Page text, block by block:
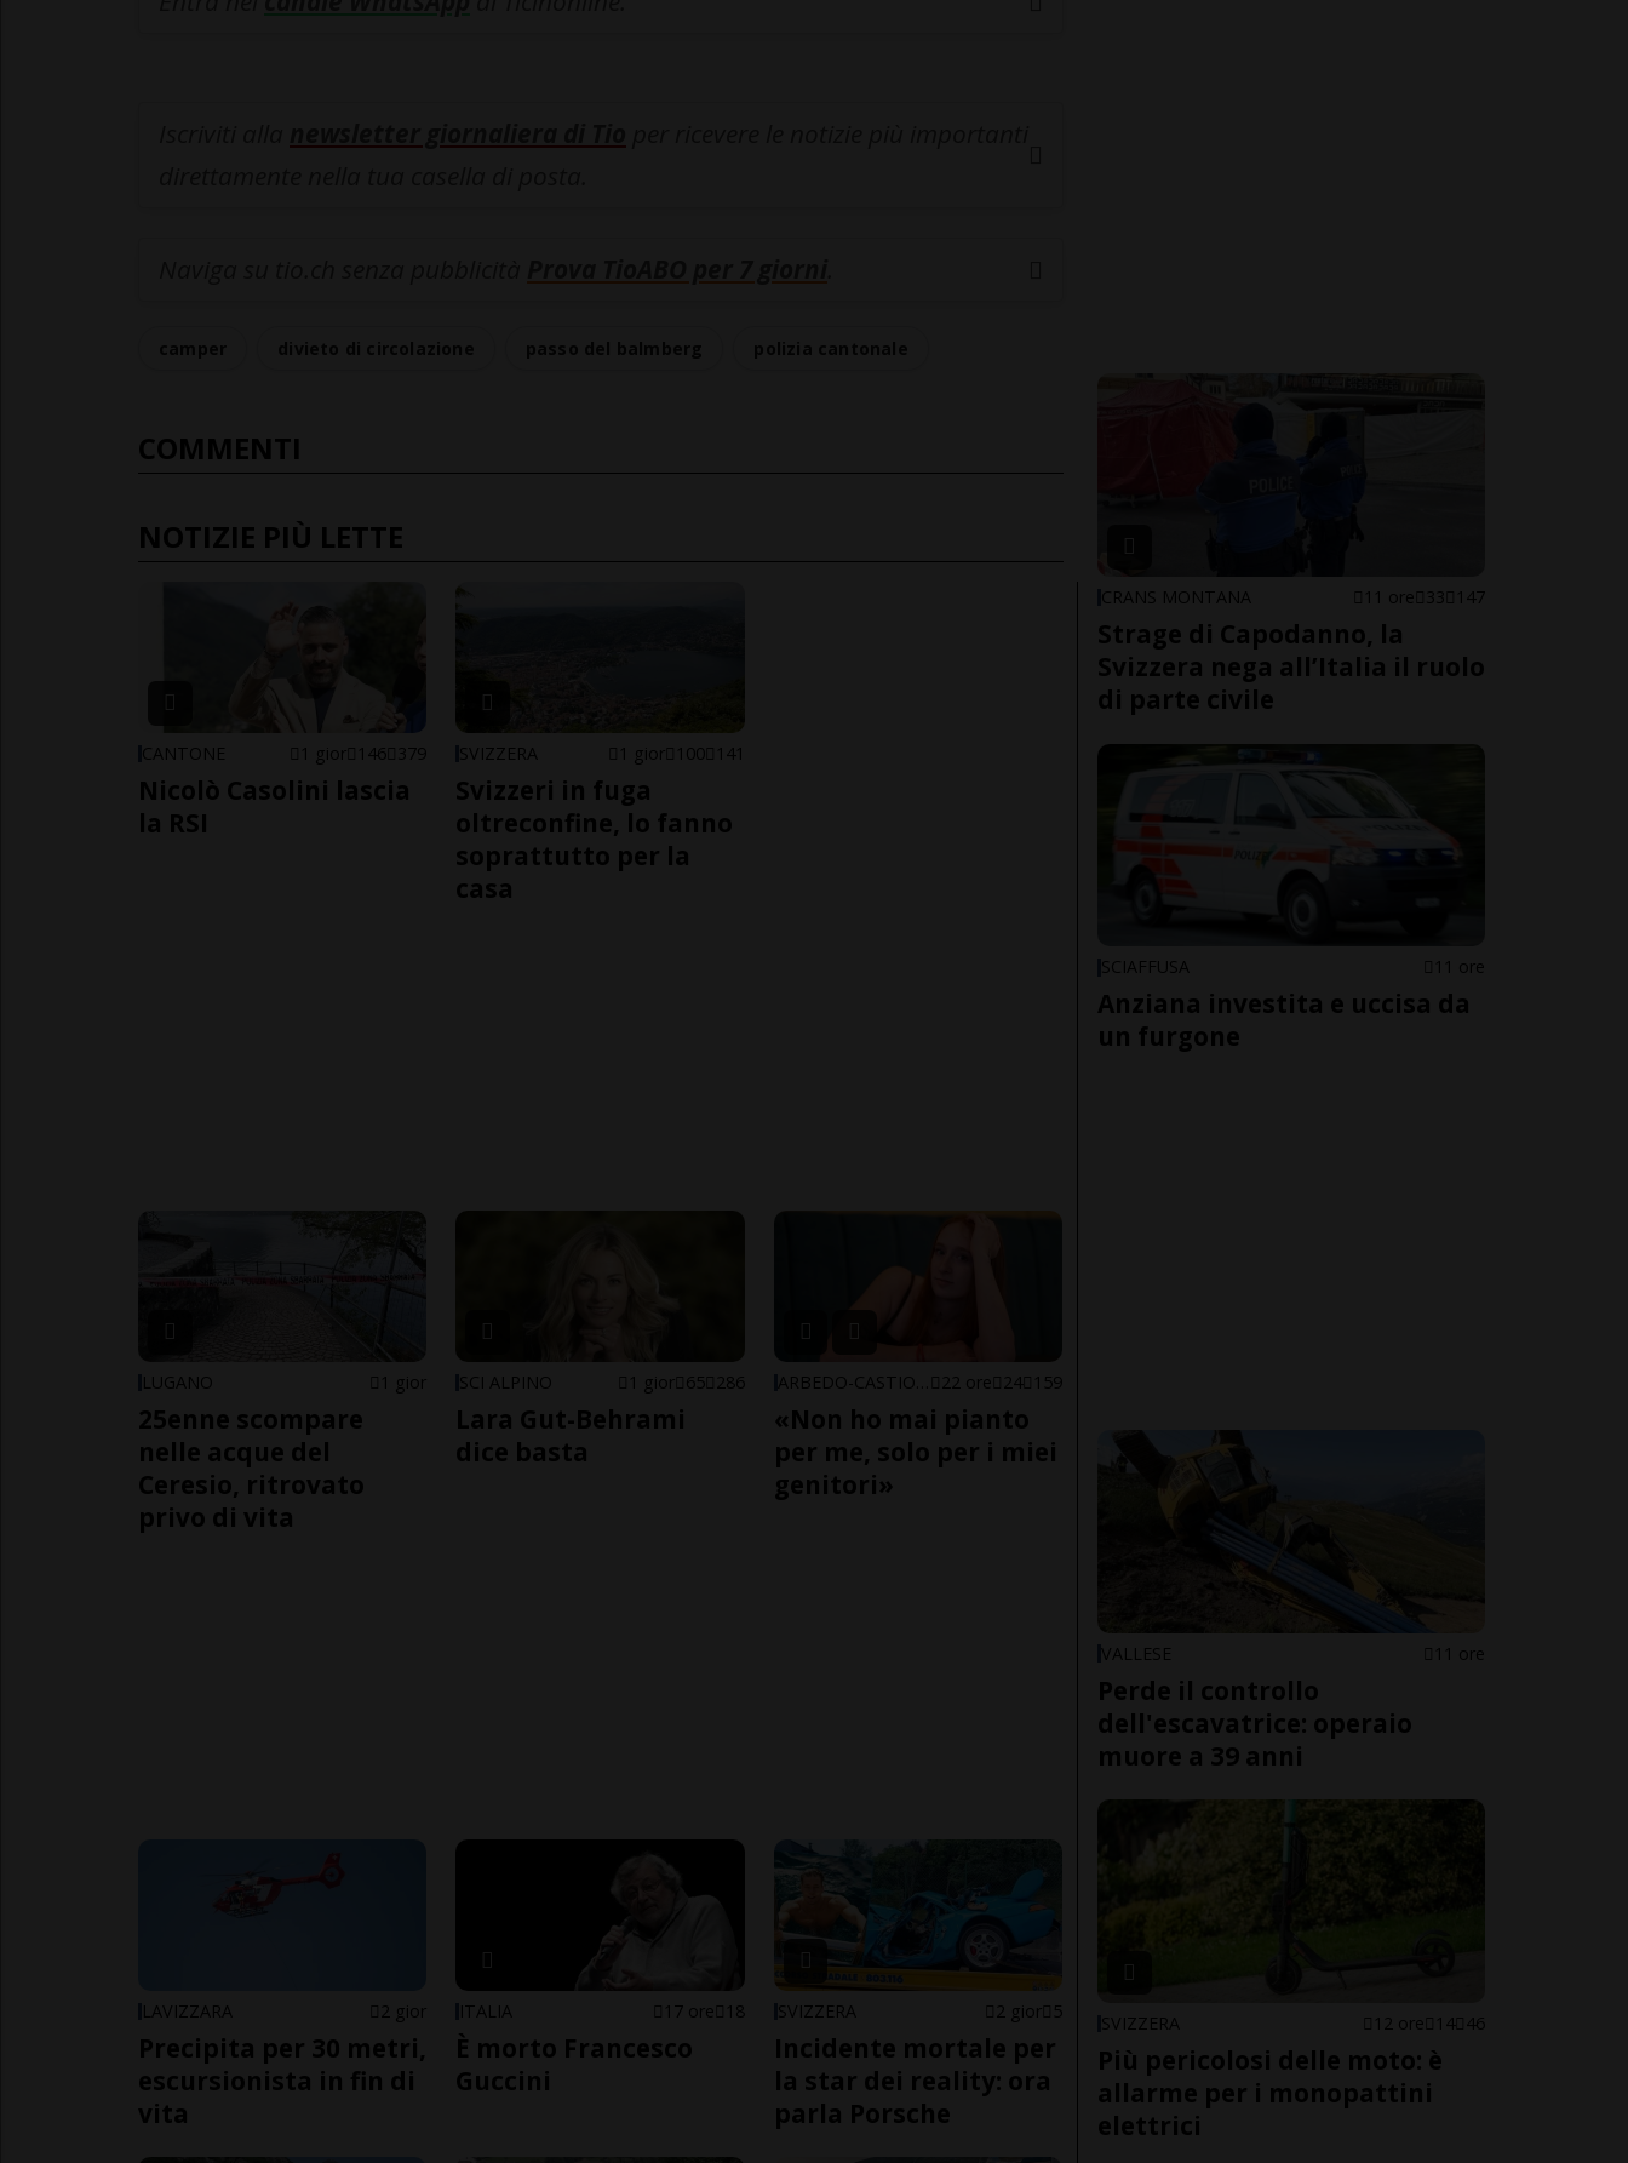
COMMENTI
NOTIZIE PIÙ LETTE
CANTONE 1 gior 146 379
Nicolò Casolini lascia
la RSI
SVIZZERA 1 gior 100 141
Svizzeri in fuga
oltreconfine, lo fanno
soprattutto per la
casa
LUGANO 1 gior
25enne scompare
nelle acque del
Ceresio, ritrovato
privo di vita
SCI ALPINO 1 gior 65 286
Lara Gut-Behrami
dice basta
22 ore 24 159
«Non ho mai pianto
per me, solo per i miei
genitori»
LAVIZZARA 2 gior
Precipita per 30 metri,
escursionista in fin di
vita
ITALIA 17 ore 18
È morto Francesco
Guccini
SVIZZERA 2 gior 5
Incidente mortale per
la star dei reality: ora
parla Porsche
CRANS MONTANA 11 ore 33 147
Strage di Capodanno, la
Svizzera nega all’Italia il ruolo
di parte civile
SCIAFFUSA 11 ore
Anziana investita e uccisa da
un furgone
VALLESE 11 ore
Perde il controllo
dell'escavatrice: operaio
muore a 39 anni
SVIZZERA 12 ore 14 46
Più pericolosi delle moto: è
allarme per i monopattini
elettrici